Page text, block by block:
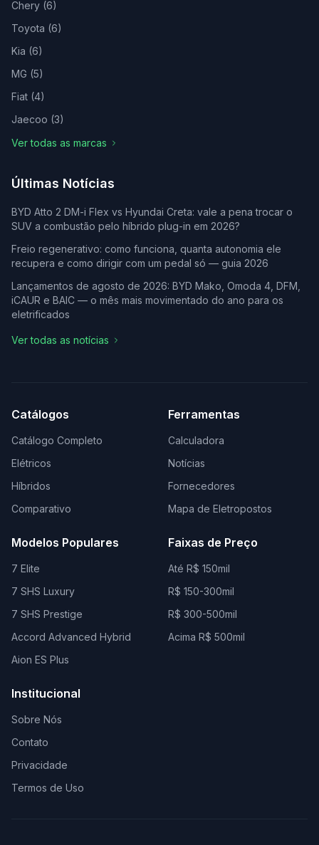
Chery (6)
Toyota (6)
Kia (6)
MG (5)
Fiat (4)
Jaecoo (3)
Ver todas as marcas
Últimas Notícias
BYD Atto 2 DM-i Flex vs Hyundai Creta: vale a pena trocar o
SUV a combustão pelo híbrido plug-in em 2026?
Freio regenerativo: como funciona, quanta autonomia ele
recupera e como dirigir com um pedal só — guia 2026
Lançamentos de agosto de 2026: BYD Mako, Omoda 4, DFM,
iCAUR e BAIC — o mês mais movimentado do ano para os
eletrificados
Ver todas as notícias
Catálogos
Catálogo Completo
Elétricos
Híbridos
Comparativo
Ferramentas
Calculadora
Notícias
Fornecedores
Mapa de Eletropostos
Modelos Populares
7 Elite
7 SHS Luxury
7 SHS Prestige
Accord Advanced Hybrid
Aion ES Plus
Faixas de Preço
Até R$ 150mil
R$ 150-300mil
R$ 300-500mil
Acima R$ 500mil
Institucional
Sobre Nós
Contato
Privacidade
Termos de Uso